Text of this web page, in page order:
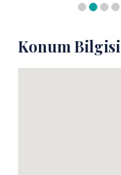
Konum Bilgisi